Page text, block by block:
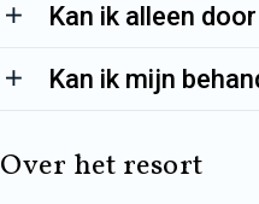
Kan ik alleen
Kan ik mijn
Over het resort